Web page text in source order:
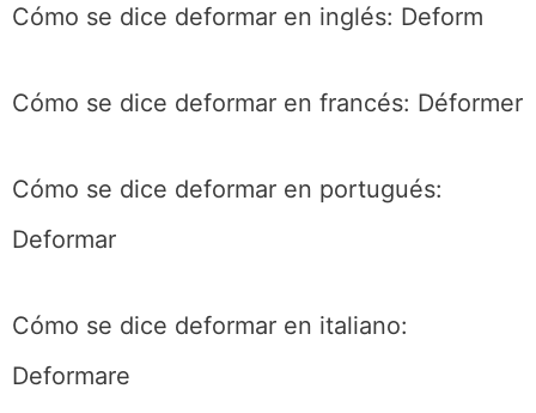
Cómo se dice deformar en inglés: Deform
Cómo se dice deformar en francés: Déformer
Cómo se dice deformar en portugués:
Deformar
Cómo se dice deformar en italiano:
Deformare